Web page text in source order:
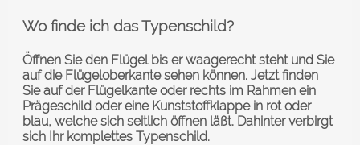
Wo finde ich das Typenschild?
Öffnen Sie den Flügel bis er waagerecht steht und Sie
auf die Flügeloberkante sehen können. Jetzt finden
Sie auf der Flügelkante oder rechts im Rahmen ein
Prägeschild oder eine Kunststoffklappe in rot oder
blau, welche sich seitlich öffnen läßt. Dahinter verbirgt
sich Ihr komplettes Typenschild.